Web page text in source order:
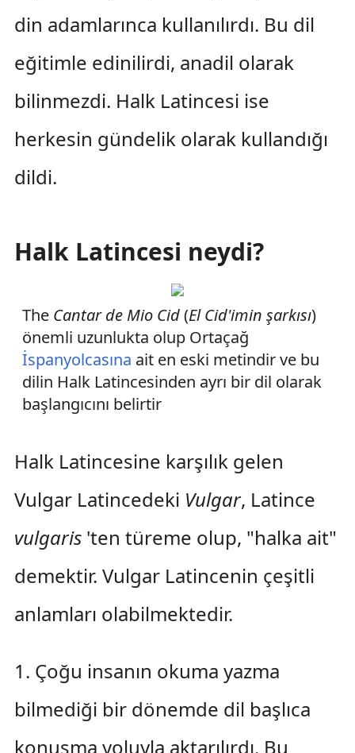
din adamlarınca kullanılırdı. Bu dil
eğitimle edinilirdi, anadil olarak
bilinmezdi. Halk Latincesi ise
herkesin gündelik olarak kullandığı
dildi.
Halk Latincesi neydi?
The Cantar de Mio Cid(El Cid'imin şarkısı)
önemli uzunlukta olup Ortaçağ
İspanyolcasına ait en eski metindir ve bu
dilin Halk Latincesinden ayrı bir dil olarak
başlangıcını belirtir
Halk Latincesine karşılık gelen
Vulgar Latincedeki Vulgar, Latince
vulgaris'ten türeme olup, "halka ait"
demektir. Vulgar Latincenin çeşitli
anlamları olabilmektedir.
1. Çoğu insanın okuma yazma
bilmediği bir dönemde dil başlıca
konuşma yoluyla aktarılırdı. Bu